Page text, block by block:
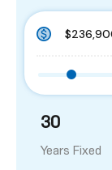
30
Years Fixed